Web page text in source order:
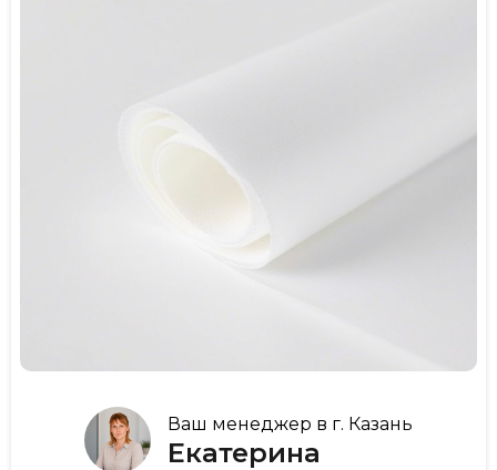
Ваш менеджер в г. Казань
Екатерина